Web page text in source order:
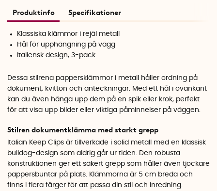
Produktinfo Specifikationer
Klassiska klämmor i rejäl metall
Hål för upphängning på vägg
Italiensk design, 3-pack
Dessa stilrena pappersklämmor i metall håller ordning på
dokument, kvitton och anteckningar. Med ett hål i ovankant
kan du även hänga upp dem på en spik eller krok, perfekt
för att visa upp bilder eller viktiga påminnelser på väggen.
Stilren dokumentklämma med starkt grepp
Italian Keep Clips är tillverkade i solid metall med en klassisk
bulldog-design som aldrig går ur tiden. Den robusta
konstruktionen ger ett säkert grepp som håller även tjockare
pappersbuntar på plats. Klämmorna är 5 cm breda och
finns i flera färger för att passa din stil och inredning.